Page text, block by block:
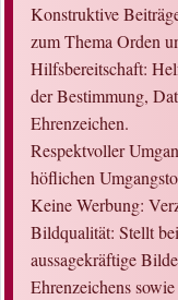
Konstruktive
zum Thema Orden
Hilfsbereitschaft:
der Bestimmung,
Ehrenzeichen.
Respektvoller
höflichen
Keine Werbung:
Bildqualität: Stellt
aussagekräftige
Ehrenzeichens